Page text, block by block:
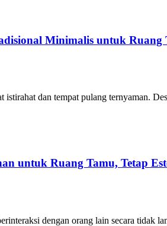
Minimalis untuk Ruang
istirahat dan tempat pulang ternyaman.
untuk Ruang Tamu, Tetap
dengan orang lain secara tidak